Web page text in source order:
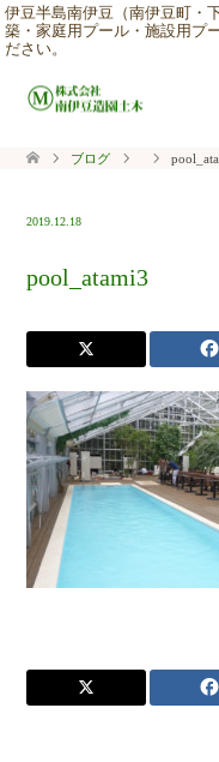
伊豆半島南伊豆（南伊豆町・
築・家庭用プール・施設用プ
ださい。
ブログ
2019.12.18
pool_atami3